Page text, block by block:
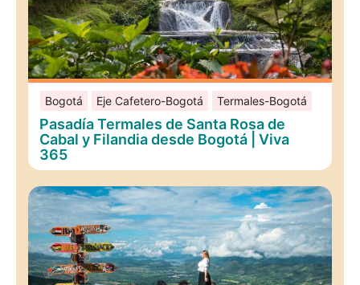
Bogotá Eje Cafetero-Bogotá Termales-Bogotá
Pasadía Termales de Santa Rosa de
Cabal y Filandia desde Bogotá | Viva
365